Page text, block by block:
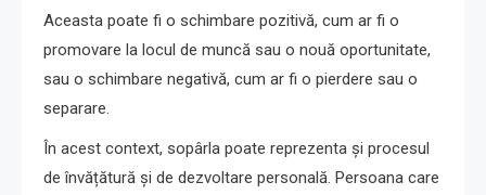
Aceasta poate fi o schimbare pozitivă, cum ar fi o
promovare la locul de muncă sau o nouă oportunitate,
sau o schimbare negativă, cum ar fi o pierdere sau o
separare.
În acest context, sopârla poate reprezenta și procesul
de învățătură și de dezvoltare personală. Persoana care